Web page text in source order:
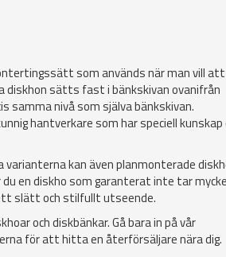
som används när man vill att
diskhon sätts fast i bänkskivan ovanifrån
nivå som själva bänkskivan.
hantverkare som har speciell kunskap
kan även planmonterade
en diskho som garanterat inte tar
slätt och stilfullt utseende.
och diskbänkar. Gå bara in på vår
för att hitta en återförsäljare nära dig.